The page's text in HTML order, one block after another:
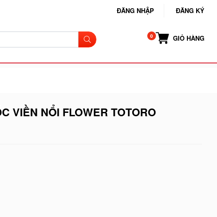
ĐĂNG NHẬP ĐĂNG KÝ
GIỎ HÀNG
VIỀN NỔI FLOWER TOTORO